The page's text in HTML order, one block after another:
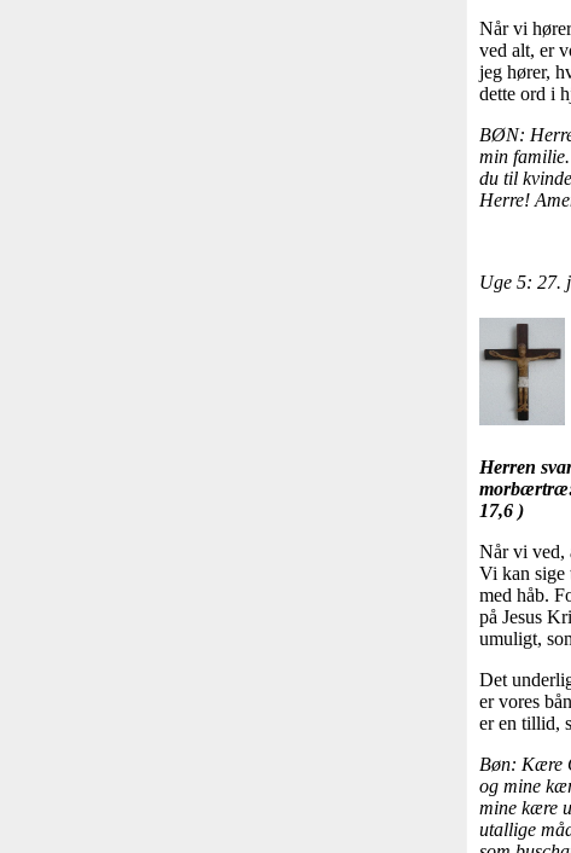
Når vi
ved alt, er
jeg hører,
dette ord i
BØN:
min
du til
Herre!
Uge 5: 27.
Herren
morbærtræ:
17,6 )
Når vi ved,
Vi kan sige
med håb.
på Jesus
umuligt,
Det
er vores
er en tillid,
Bøn: Kære
og mine
mine kære
utallige